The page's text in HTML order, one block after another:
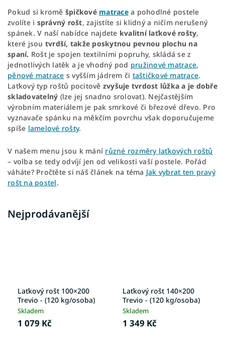
Pokud si kromě špičkové matracea pohodlné postele
zvolíte i správný rošt, zajistíte si klidný a ničím nerušený
spánek. V naší nabídce najdete kvalitní laťkové rošty,
které jsou tvrdší, takže poskytnou pevnou plochu na
spaní. Rošt je spojen textilními popruhy, skládá se z
jednotlivých latěk a je vhodný pod pružinové matrace,
pěnové matrace s vyšším jádrem či taštičkové matrace.
Laťkový typ roštů pocitově zvyšuje tvrdost lůžka a je dobře
skladovatelný (lze jej snadno srolovat). Nejčastějším
výrobním materiálem je pak smrkové či březové dřevo. Pro
vyznavače spánku na měkčím povrchu však doporučujeme
spíše lamelové rošty.
V našem menu jsou k mání různé rozměry laťkových roštů
– volba se tedy odvíjí jen od velikosti vaší postele. Pořád
váháte? Pročtěte si náš článek na téma Jak vybrat ten pravý
rošt na postel.
Nejprodávanější
Laťkový rošt 100×200
Trevio - (120 kg/osoba)
Skladem
1 079 Kč
Laťkový rošt 140×200
Trevio - (120 kg/osoba)
Skladem
1 349 Kč